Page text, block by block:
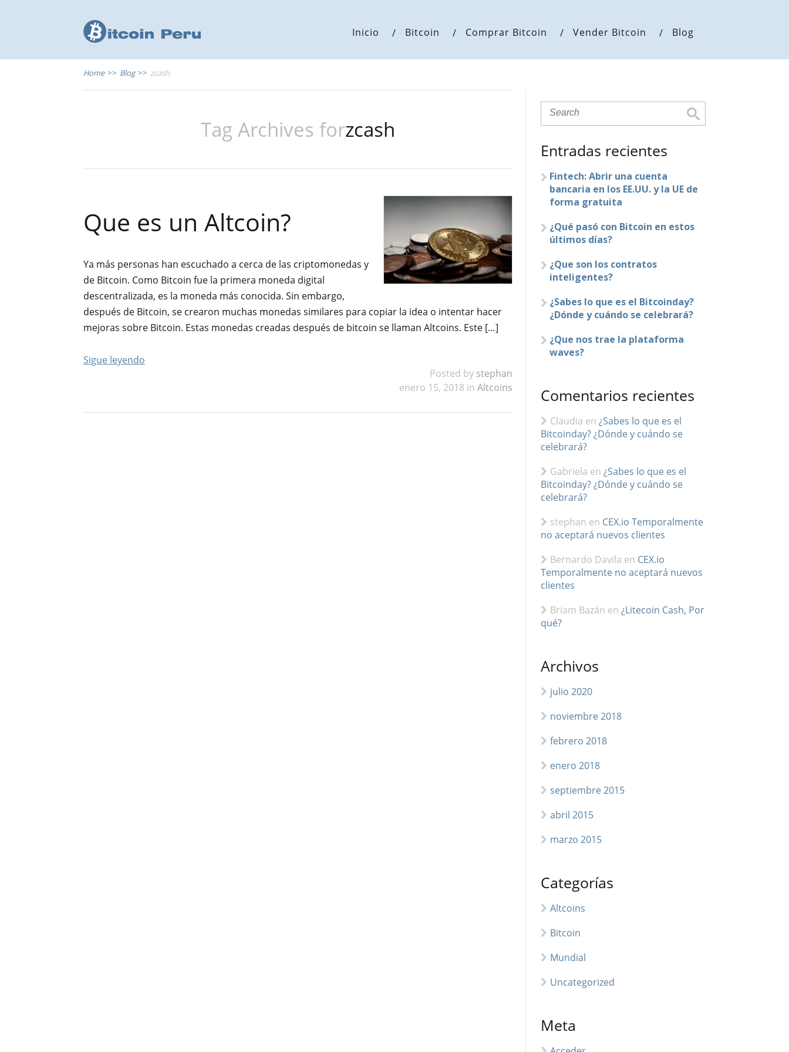
Inicio Bitcoin Comprar Bitcoin Vender Bitcoin Blog
Home >> Blog >> zcash
Tag Archives forzcash
Que es un Altcoin?
Ya más personas han escuchado a cerca de las criptomonedas y
de Bitcoin. Como Bitcoin fue la primera moneda digital
descentralizada, es la moneda más conocida. Sin embargo,
después de Bitcoin, se crearon muchas monedas similares para copiar la idea o intentar hacer
mejoras sobre Bitcoin. Estas monedas creadas después de bitcoin se llaman Altcoins. Este […]
Sigue leyendo
Posted by stephan
enero 15, 2018 inAltcoins
Entradas recientes
Fintech: Abrir una cuenta
bancaria en los EE.UU. y la UE de
forma gratuita
¿Qué pasó con Bitcoin en estos
últimos días?
¿Que son los contratos
inteligentes?
¿Sabes lo que es el Bitcoinday?
¿Dónde y cuándo se celebrará?
¿Que nos trae la plataforma
waves?
Comentarios recientes
Claudia en¿Sabes lo que es el
Bitcoinday? ¿Dónde y cuándo se
celebrará?
Gabriela en¿Sabes lo que es el
Bitcoinday? ¿Dónde y cuándo se
celebrará?
stephan en CEX.io Temporalmente
no aceptará nuevos clientes
Bernardo Davila en CEX.io
Temporalmente no aceptará nuevos
clientes
Briam Bazán en¿Litecoin Cash, Por
qué?
Archivos
julio 2020
noviembre 2018
febrero 2018
enero 2018
septiembre 2015
abril 2015
marzo 2015
Categorías
Altcoins
Bitcoin
Mundial
Uncategorized
Meta